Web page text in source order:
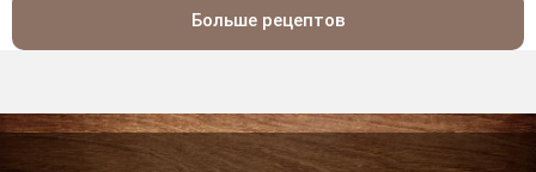
Больше рецептов